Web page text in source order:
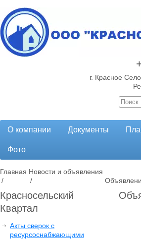
г. Красное
О компании Документы
Фото
Главная
/
Новости и объявления
/
Красносельский
Квартал
Акты сверок с
ресурсоснабжающими